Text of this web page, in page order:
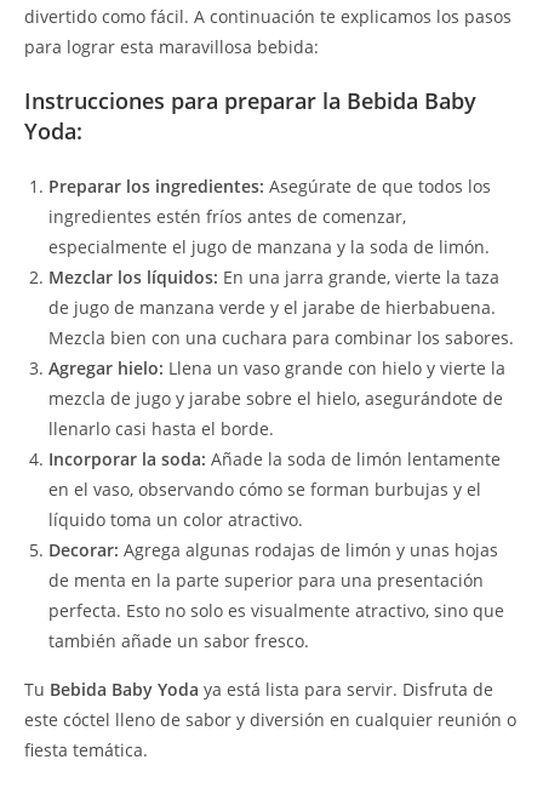
divertido como fácil. A continuación te explicamos los pasos
para lograr esta maravillosa bebida:
Instrucciones para preparar la Bebida Baby
Yoda:
Preparar los ingredientes: Asegúrate de que todos los
ingredientes estén fríos antes de comenzar,
especialmente el jugo de manzana y la soda de limón.
Mezclar los líquidos: En una jarra grande, vierte la taza
de jugo de manzana verde y el jarabe de hierbabuena.
Mezcla bien con una cuchara para combinar los sabores.
Agregar hielo: Llena un vaso grande con hielo y vierte la
mezcla de jugo y jarabe sobre el hielo, asegurándote de
llenarlo casi hasta el borde.
Incorporar la soda: Añade la soda de limón lentamente
en el vaso, observando cómo se forman burbujas y el
líquido toma un color atractivo.
Decorar: Agrega algunas rodajas de limón y unas hojas
de menta en la parte superior para una presentación
perfecta. Esto no solo es visualmente atractivo, sino que
también añade un sabor fresco.
Tu Bebida Baby Yoda ya está lista para servir. Disfruta de
este cóctel lleno de sabor y diversión en cualquier reunión o
fiesta temática.